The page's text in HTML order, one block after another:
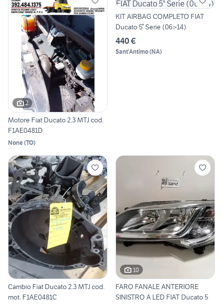
2
Motore Fiat Ducato 2.3 MTJ cod.
F1AE0481D
None(TO)
KIT AIRBAG COMPLETO FIAT
Ducato 5° Serie (06>14)
440 €
Sant'Antimo(NA)
Cambio Fiat Ducato 2.3 MTJ cod.
mot. F1AE0481C
10
FARO FANALE ANTERIORE
SINISTRO A LED FIAT Ducato 5